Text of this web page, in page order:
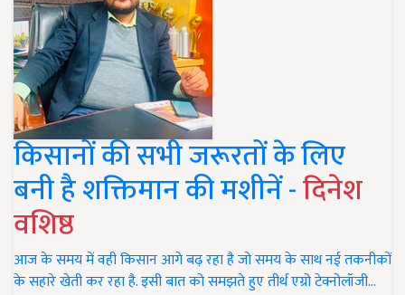
किसानों की सभी जरूरतों के लिए
बनी है शक्तिमान की मशीनें -दिनेश
वशिष्ठ
आज के समय में वही किसान आगे बढ़ रहा है जो समय के साथ नई तकनीकों
के सहारे खेती कर रहा है. इसी बात को समझते हुए तीर्थ एग्रो टेक्नोलॉजी…